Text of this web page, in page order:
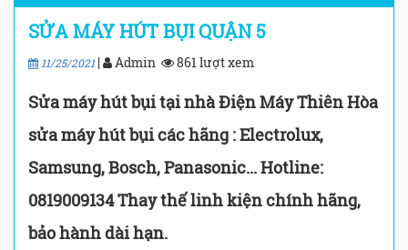
SỬA MÁY HÚT BỤI QUẬN 5
11/25/2021 | Admin 861 lượt xem
Sửa máy hút bụi tại nhà Điện Máy Thiên Hòa
sửa máy hút bụi các hãng : Electrolux,
Samsung, Bosch, Panasonic... Hotline:
0819009134 Thay thế linh kiện chính hãng,
bảo hành dài hạn.